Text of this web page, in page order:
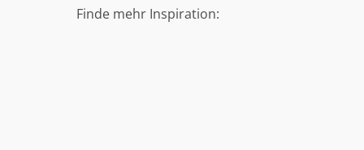
Finde mehr Inspiration: